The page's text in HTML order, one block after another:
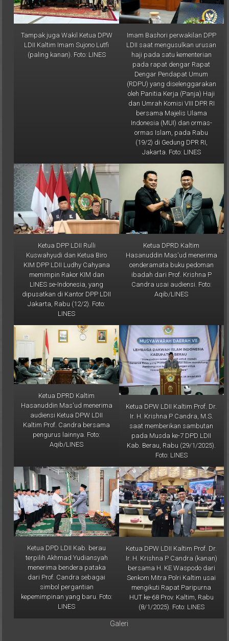
Tampak juga Wakil Ketua DPW
LDII Kaltim Imam Sujono Lutfi
(paling kanan). Foto: LINES
Imam Bashori perwakilan DPP
LDII saat mengusulkan urusan
haji pada satu kementerian
pada rapat dengar Rapat
Dengar Pendapat Umum
(RDPU) yang diselenggarakan
oleh Panitia Kerja (Panja) Haji
dan Umrah Komisi VIII DPR RI
bersama Majelis Ulama
Indonesia (MUI) dan ormas-
ormas Islam, pada Rabu
(19/2) di Gedung DPR RI,
Jakarta. Foto: LINES
Ketua DPP LDII Rulli
Kuswahyudi dan Ketua Biro
KIM DPP LDII Ludhy Cahyana
memimpin Rakor KIM dan
LINES se-Indonesia, yang
dipusatkan di Kantor DPP LDII
Jakarta, Rabu (12/2). Foto:
LINES
Ketua DPRD Kaltim
Hasanuddin Mas'ud menerima
cenderamata buku pedoman
ibadah dari Prof. Krishna P
Candra usai audiensi. Foto:
Aqib/LINES
Ketua DPRD Kaltim
Hasanuddin Mas'ud menerima
audiensi Ketua DPW LDII
Kaltim Prof. Candra bersama
pengurus lainnya. Foto:
Aqib/LINES
Ketua DPW LDII Kaltim Prof. Dr.
Ir. H. Krishna P Candra, M.S.
saat memberikan sambutan
pada Musda ke-7 DPD LDII
Kab. Berau, Rabu (29/1/2025).
Foto: LINES
Ketua DPD LDII Kab. berau
terpilih Akhmad Yudiansyah
menerima bendera pataka
dari Prof. Candra sebagai
simbol pergantian
kepemimpinan yang baru. Foto:
LINES
Ketua DPW LDII Kaltim Prof. Dr.
Ir. H. Krishna P Candra (kanan)
bersama H. KE Waspodo dari
Senkom Mitra Polri Kaltim usai
mengikuti Rapat Paripurna
HUT ke-68 Prov. Kaltim, Rabu
(8/1/2025). Foto: LINES